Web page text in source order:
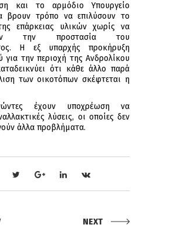
και το αρμόδιο Υπουργείο
βρουν τρόπο να επιλύσουν το
επάρκειας υλικών χωρίς να
την προστασία του
Η εξ υπαρχής προκήρυξη
για την περιοχή της Ανδρολίκου
ότι κάθε άλλο παρά
των οικοτόπων σκέφτεται η
έχουν υποχρέωση να
λύσεις, οι οποίες δεν
άλλα προβλήματα.
NEXT